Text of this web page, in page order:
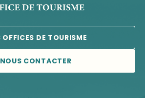
OFFICES DE TOURISME
NOUS CONTACTER